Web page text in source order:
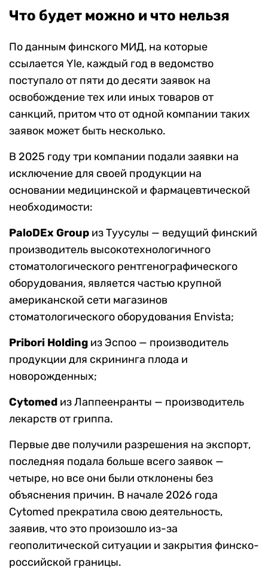
Что будет можно и что нельзя
По данным финского МИД, на которые
ссылается Yle, каждый год в ведомство
поступало от пяти до десяти заявок на
освобождение тех или иных товаров от
санкций, притом что от одной компании таких
заявок может быть несколько.
В 2025 году три компании подали заявки на
исключение для своей продукции на
основании медицинской и фармацевтической
необходимости:
PaloDEx Group из Туусулы — ведущий финский
производитель высокотехнологичного
стоматологического рентгенографического
оборудования, является частью крупной
американской сети магазинов
стоматологического оборудования Envista;
Pribori Holding из Эспоо — производитель
продукции для скрининга плода и
новорожденных;
Cytomed из Лаппеенранты — производитель
лекарств от гриппа.
Первые две получили разрешения на экспорт,
последняя подала больше всего заявок —
четыре, но все они были отклонены без
объяснения причин. В начале 2026 года
Cytomed прекратила свою деятельность,
заявив, что это произошло из-за
геополитической ситуации и закрытия финско-
российской границы.